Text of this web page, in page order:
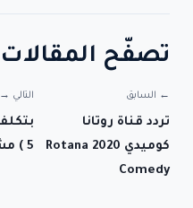
تصفّح المقالات
← السابق
تردد قناة روتانا
كوميدي 2020 Rotana
Comedy
التالي →
5 ) مشروعات صرف صحى بالمنوفية